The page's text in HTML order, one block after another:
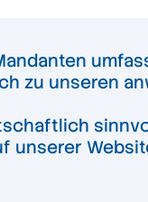
zu unseren
unserer